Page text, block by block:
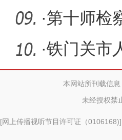
全面振兴
·第十师检
有限公司
·铁门关市
本网站所刊载信
未经授权禁
[网上传播视听节目许可证（0106168)